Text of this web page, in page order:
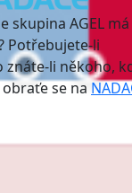
skupina AGEL má
Potřebujete-li
znáte-li někoho,
se na